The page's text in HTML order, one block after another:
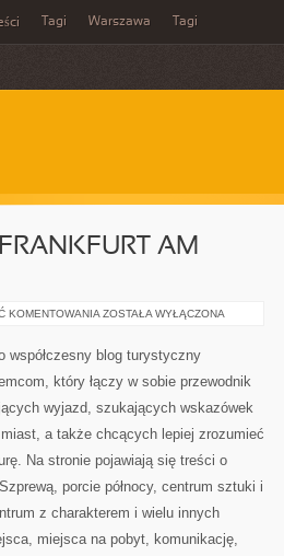
Tagi Warszawa Tagi
AM
KOMENTOWANIA FRANKFURT
(FRANKFURT
AM
ZOSTAŁA WYŁĄCZONA
współczesny blog turystyczny
który łączy w sobie przewodnik
wyjazd, szukających wskazówek
a także chcących lepiej zrozumieć
Na stronie pojawiają się treści o
porcie północy, centrum sztuki i
z charakterem i wielu innych
miejsca na pobyt, komunikację,